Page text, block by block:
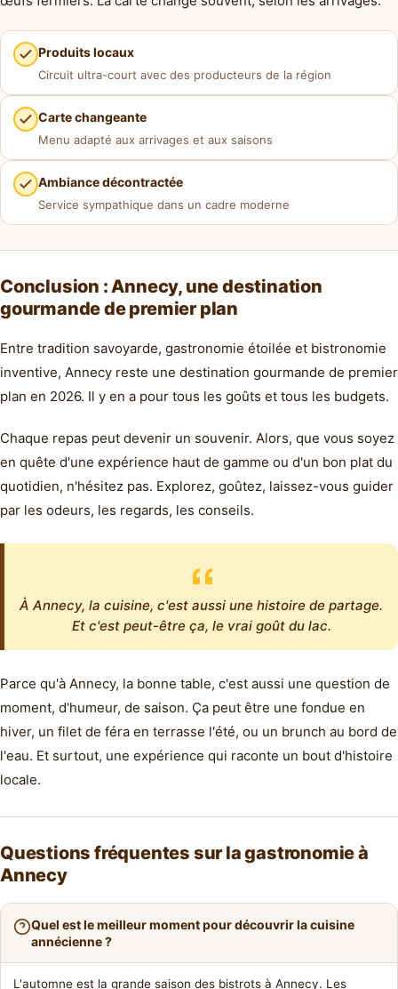
Produits locaux
Circuit ultra-court avec des producteurs de la région
Carte changeante
Menu adapté aux arrivages et aux saisons
Ambiance décontractée
Service sympathique dans un cadre moderne
Conclusion : Annecy, une destination
gourmande de premier plan
Entre tradition savoyarde, gastronomie étoilée et bistronomie
inventive, Annecy reste une destination gourmande de premier
plan en 2026. Il y en a pour tous les goûts et tous les budgets.
Chaque repas peut devenir un souvenir. Alors, que vous soyez
en quête d'une expérience haut de gamme ou d'un bon plat du
quotidien, n'hésitez pas. Explorez, goûtez, laissez-vous guider
par les odeurs, les regards, les conseils.
À Annecy, la cuisine, c'est aussi une histoire de partage.
Et c'est peut-être ça, le vrai goût du lac.
Parce qu'à Annecy, la bonne table, c'est aussi une question de
moment, d'humeur, de saison. Ça peut être une fondue en
hiver, un filet de féra en terrasse l'été, ou un brunch au bord de
l'eau. Et surtout, une expérience qui raconte un bout d'histoire
locale.
Questions fréquentes sur la gastronomie à
Annecy
Quel est le meilleur moment pour découvrir la cuisine
annécienne ?
L'automne est la grande saison des bistrots à Annecy. Les